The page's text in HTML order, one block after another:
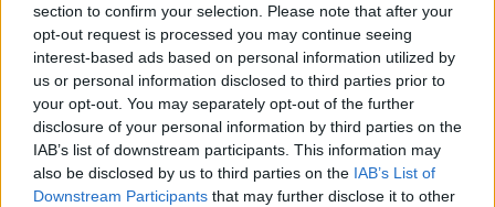
section to confirm your selection. Please note that after your
opt-out request is processed you may continue seeing
interest-based ads based on personal information utilized by
us or personal information disclosed to third parties prior to
your opt-out. You may separately opt-out of the further
disclosure of your personal information by third parties on the
IAB’s list of downstream participants. This information may
also be disclosed by us to third parties on the IAB’s List of
Downstream Participants that may further disclose it to other
terugdenkt aan eerdere duels in De Grolsch Veste.
“Je kan daar wel stoer over doen, maar uiteindelijk is dit de
club waar ik heel veel ben geweest, in een stadion waar je heel
graag komt.”
Ajax blijft genoemd, maar Twente